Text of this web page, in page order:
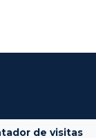
de visitas